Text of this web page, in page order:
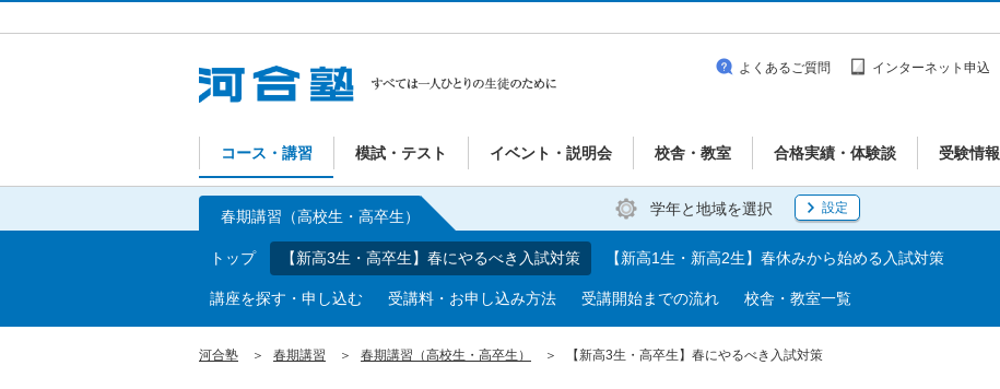
コース・講習 模試・テスト イベント・説明会 校舎・教室 合格実績・体験談 受験情報
よくあるご質問 インターネット申込
学年と地域を選択 設定
春期講習（高校生・高卒生）
トップ 【新高3生・高卒生】春にやるべき入試対策 【新高1生・新高2生】春休みから始める入試対策
講座を探す・申し込む 受講料・お申し込み方法 受講開始までの流れ 校舎・教室一覧
河合塾 春期講習 春期講習（高校生・高卒生） 【新高3生・高卒生】春にやるべき入試対策